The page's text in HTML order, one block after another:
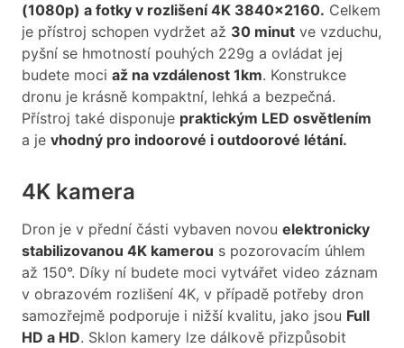
(1080p) a fotky v rozlišení 4K 3840x2160. Celkem
je přístroj schopen vydržet až 30 minut ve vzduchu,
pyšní se hmotností pouhých 229g a ovládat jej
budete moci až na vzdálenost 1km. Konstrukce
dronu je krásně kompaktní, lehká a bezpečná.
Přístroj také disponuje praktickým LED osvětlením
a je vhodný pro indoorové i outdoorové létání.
4K kamera
Dron je v přední části vybaven novou elektronicky
stabilizovanou 4K kamerou s pozorovacím úhlem
až 150°. Díky ní budete moci vytvářet video záznam
v obrazovém rozlišení 4K, v případě potřeby dron
samozřejmě podporuje i nižší kvalitu, jako jsou Full
HD a HD. Sklon kamery lze dálkově přizpůsobit